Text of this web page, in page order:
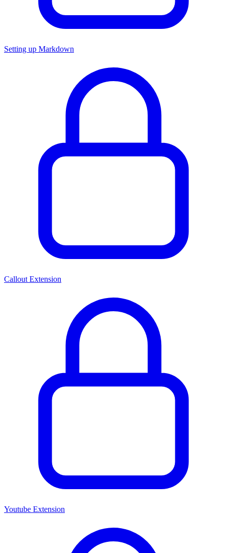
Setting up Markdown
Callout Extension
Youtube Extension